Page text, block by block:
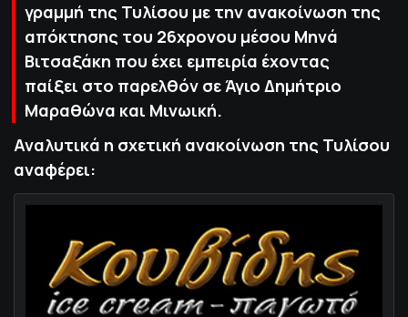
γραμμή της Τυλίσου με την ανακοίνωση της
απόκτησης του 26χρονου μέσου Μηνά
Βιτσαξάκη που έχει εμπειρία έχοντας
παίξει στο παρελθόν σε Άγιο Δημήτριο
Μαραθώνα και Μινωική.
Αναλυτικά η σχετική ανακοίνωση της Τυλίσου
αναφέρει: